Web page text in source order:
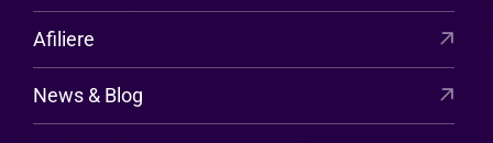
Afiliere
News & Blog